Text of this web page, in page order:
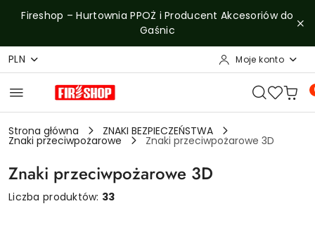
Przejdź do treści głównej
Przejdź do wyszukiwarki
Przejdź do moje konto
Przejdź do menu głównego
Przejdź do stopki
Fireshop – Hurtownia PPOŻ i Producent Akcesoriów do
Gaśnic
PLN Moje konto
Strona główna ZNAKI BEZPIECZEŃSTWA
Znaki przeciwpożarowe Znaki przeciwpożarowe 3D
Znaki przeciwpożarowe 3D
Liczba produktów: 33